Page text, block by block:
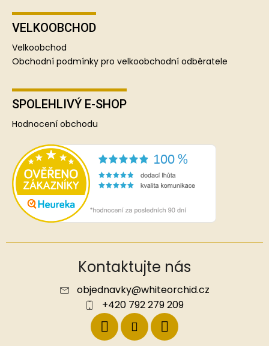
VELKOOBCHOD
Velkoobchod
Obchodní podmínky pro velkoobchodní odběratele
SPOLEHLIVÝ E-SHOP
Hodnocení obchodu
Kontaktujte nás
objednavky@whiteorchid.cz
+420 792 279 209